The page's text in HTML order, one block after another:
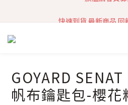
快速到貨 最新商品 回
加入社群 獲取最
GOYARD
帆布鑰匙包-櫻花